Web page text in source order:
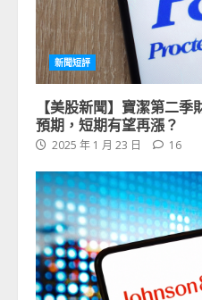
新聞短評
【美股新聞】寶潔第二
預期，短期有望再漲？
2025 年 1 月 23 日 16